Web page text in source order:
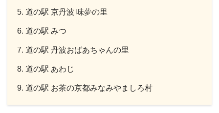
道の駅 京丹波 味夢の里
道の駅 みつ
道の駅 丹波おばあちゃんの里
道の駅 あわじ
道の駅 お茶の京都みなみやましろ村